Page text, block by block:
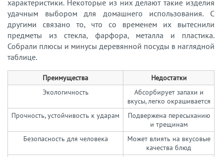
характеристики. Некоторые из них делают такие изделия
удачным выбором для домашнего использования. С
другими связано то, что со временем их вытеснили
предметы из стекла, фарфора, металла и пластика.
Собрали плюсы и минусы деревянной посуды в наглядной
таблице.
Преимущества
Недостатки
Экологичность
Абсорбирует запахи и
вкусы, легко окрашивается
Прочность, устойчивость к ударам
Подвержена пересыханию
и трещинам
Безопасность для человека
Может влиять на вкусовые
качества блюд